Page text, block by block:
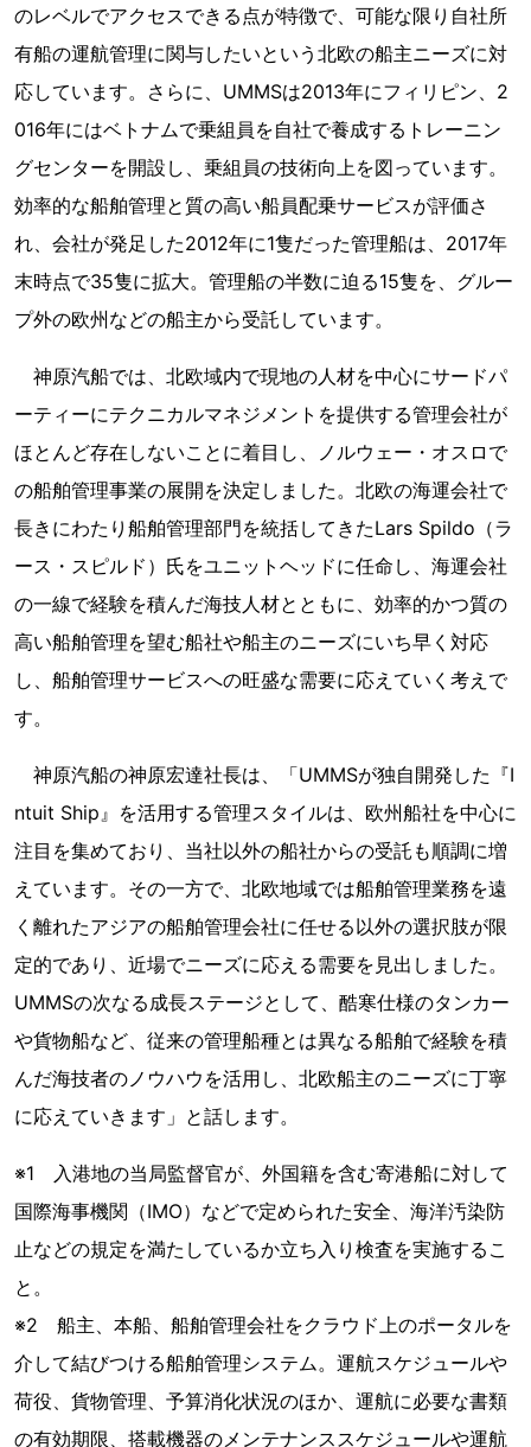
のレベルでアクセスできる点が特徴で、可能な限り自社所
有船の運航管理に関与したいという北欧の船主ニーズに対
応しています。さらに、UMMSは2013年にフィリピン、2
016年にはベトナムで乗組員を自社で養成するトレーニン
グセンターを開設し、乗組員の技術向上を図っています。
効率的な船舶管理と質の高い船員配乗サービスが評価さ
れ、会社が発足した2012年に1隻だった管理船は、2017年
末時点で35隻に拡大。管理船の半数に迫る15隻を、グルー
プ外の欧州などの船主から受託しています。
神原汽船では、北欧域内で現地の人材を中心にサードパ
ーティーにテクニカルマネジメントを提供する管理会社が
ほとんど存在しないことに着目し、ノルウェー・オスロで
の船舶管理事業の展開を決定しました。北欧の海運会社で
長きにわたり船舶管理部門を統括してきたLars Spildo（ラ
ース・スピルド）氏をユニットヘッドに任命し、海運会社
の一線で経験を積んだ海技人材とともに、効率的かつ質の
高い船舶管理を望む船社や船主のニーズにいち早く対応
し、船舶管理サービスへの旺盛な需要に応えていく考えで
す。
神原汽船の神原宏達社長は、「UMMSが独自開発した『I
ntuit Ship』を活用する管理スタイルは、欧州船社を中心に
注目を集めており、当社以外の船社からの受託も順調に増
えています。その一方で、北欧地域では船舶管理業務を遠
く離れたアジアの船舶管理会社に任せる以外の選択肢が限
定的であり、近場でニーズに応える需要を見出しました。
UMMSの次なる成長ステージとして、酷寒仕様のタンカー
や貨物船など、従来の管理船種とは異なる船舶で経験を積
んだ海技者のノウハウを活用し、北欧船主のニーズに丁寧
に応えていきます」と話します。
※1 入港地の当局監督官が、外国籍を含む寄港船に対して
国際海事機関（IMO）などで定められた安全、海洋汚染防
止などの規定を満たしているか立ち入り検査を実施するこ
と。
※2 船主、本船、船舶管理会社をクラウド上のポータルを
介して結びつける船舶管理システム。運航スケジュールや
荷役、貨物管理、予算消化状況のほか、運航に必要な書類
の有効期限、搭載機器のメンテナンススケジュールや運航